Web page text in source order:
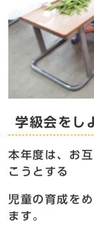
学級会をし
本年度は、お
こうとする
児童の育成を
ます。